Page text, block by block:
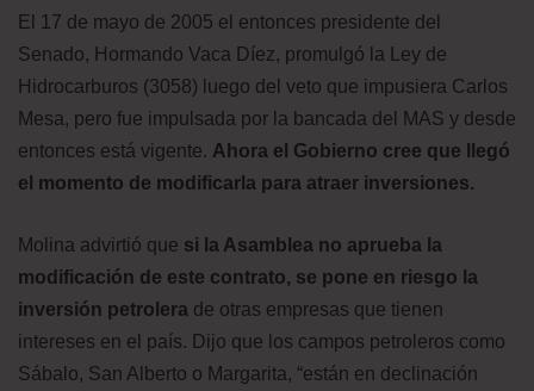
El 17 de mayo de 2005 el entonces presidente del
Senado, Hormando Vaca Díez, promulgó la Ley de
Hidrocarburos (3058) luego del veto que impusiera Carlos
Mesa, pero fue impulsada por la bancada del MAS y desde
entonces está vigente. Ahora el Gobierno cree que llegó
el momento de modificarla para atraer inversiones.
Molina advirtió que si la Asamblea no aprueba la
modificación de este contrato, se pone en riesgo la
inversión petrolera de otras empresas que tienen
intereses en el país. Dijo que los campos petroleros como
Sábalo, San Alberto o Margarita, “están en declinación